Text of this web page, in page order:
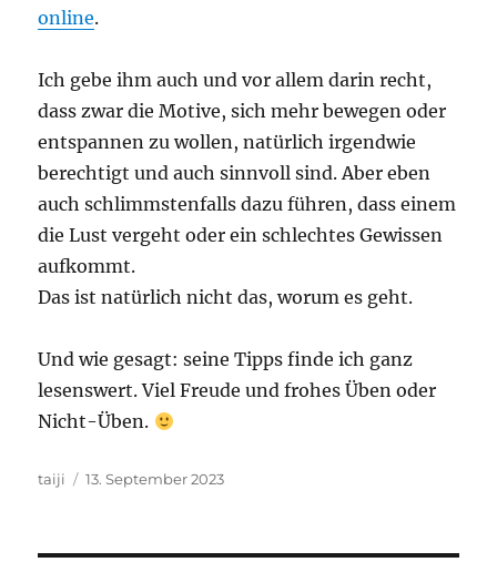
online.
Ich gebe ihm auch und vor allem darin recht,
dass zwar die Motive, sich mehr bewegen oder
entspannen zu wollen, natürlich irgendwie
berechtigt und auch sinnvoll sind. Aber eben
auch schlimmstenfalls dazu führen, dass einem
die Lust vergeht oder ein schlechtes Gewissen
aufkommt.
Das ist natürlich nicht das, worum es geht.
Und wie gesagt: seine Tipps finde ich ganz
lesenswert. Viel Freude und frohes Üben oder
Nicht-Üben.
Autor
taiji
Veröffentlicht
13. September 2023